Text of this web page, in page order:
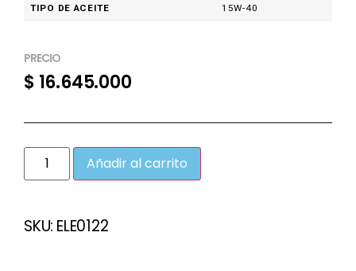
TIPO DE ACEITE 15W-40
PRECIO
$ 16.645.000
Añadir al carrito
SKU: ELE0122